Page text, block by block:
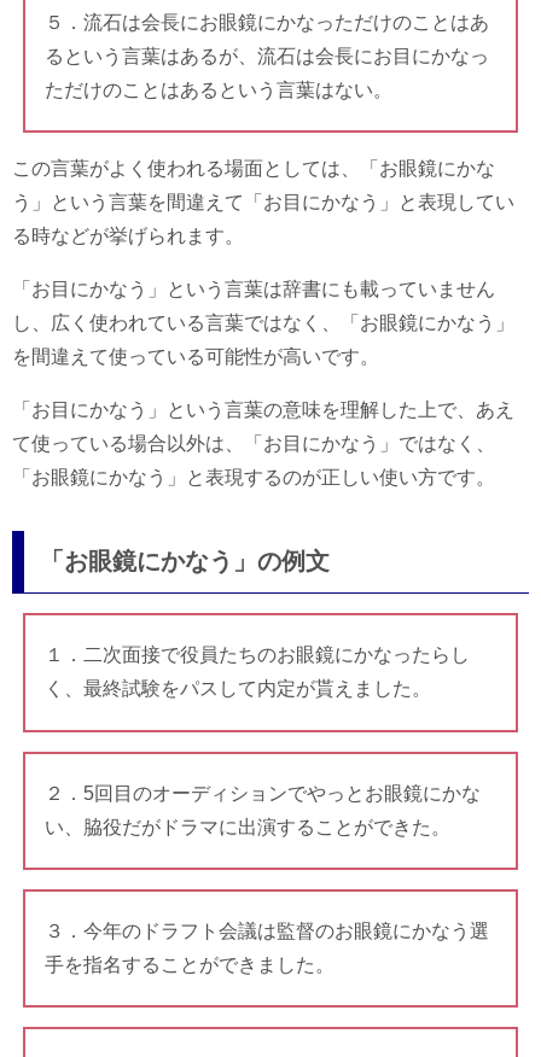
５．流石は会長にお眼鏡にかなっただけのことはあ
るという言葉はあるが、流石は会長にお目にかなっ
ただけのことはあるという言葉はない。
この言葉がよく使われる場面としては、「お眼鏡にかな
う」という言葉を間違えて「お目にかなう」と表現してい
る時などが挙げられます。
「お目にかなう」という言葉は辞書にも載っていません
し、広く使われている言葉ではなく、「お眼鏡にかなう」
を間違えて使っている可能性が高いです。
「お目にかなう」という言葉の意味を理解した上で、あえ
て使っている場合以外は、「お目にかなう」ではなく、
「お眼鏡にかなう」と表現するのが正しい使い方です。
「お眼鏡にかなう」の例文
１．二次面接で役員たちのお眼鏡にかなったらし
く、最終試験をパスして内定が貰えました。
２．5回目のオーディションでやっとお眼鏡にかな
い、脇役だがドラマに出演することができた。
３．今年のドラフト会議は監督のお眼鏡にかなう選
手を指名することができました。